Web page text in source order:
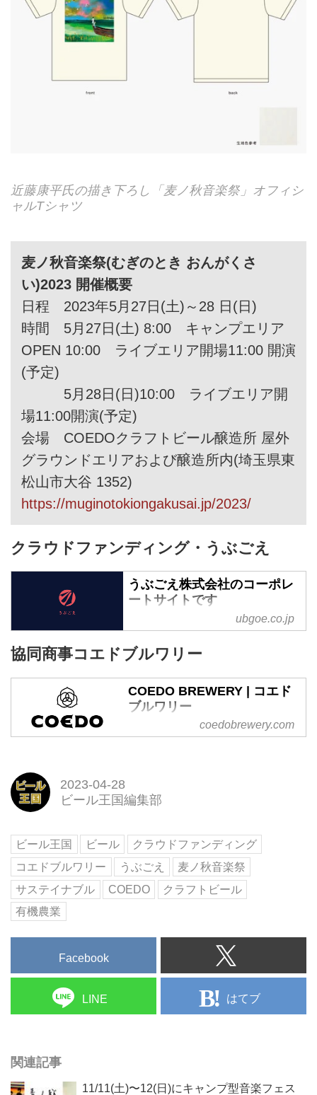
近藤康平⽒の描き下ろし「⻨ノ秋⾳楽祭」オフィシ
ャルTシャツ
⻨ノ秋⾳楽祭(むぎのとき おんがくさ
い)2023 開催概要
⽇程 2023年5⽉27⽇(⼟)～28 ⽇(⽇)
時間 5⽉27⽇(⼟) 8:00 キャンプエリア
OPEN 10:00 ライブエリア開場11:00 開演
(予定)
5⽉28⽇(⽇)10:00 ライブエリア開
場11:00開演(予定)
会場 COEDOクラフトビール醸造所 屋外
グラウンドエリアおよび醸造所内(埼⽟県東
松⼭市⼤⾕ 1352)
https://muginotokiongakusai.jp/2023/
クラウドファンディング・うぶごえ
うぶごえ株式会社のコーポレ
ートサイトです
「あなたの初期衝動を、かたちに
らシステム手数料を頂く、クラウ
えのコーポレートサイトです
ubgoe.co.jp
協同商事コエドブルワリー
COEDO BREWERY | コエド
ブルワリー
日本のクラフトビール「COEDO
coedobrewery.com
2023-04-28
ビール王国編集部
ビール王国 ビール
クラウドファンディング
コエドブルワリー
うぶごえ
麦ノ秋音楽祭
サステイナブル
COEDO
クラフトビール
有機農業
Facebook
LINE はてブ
関連記事
11/11(土)〜12(日)にキャンプ型音楽フェス